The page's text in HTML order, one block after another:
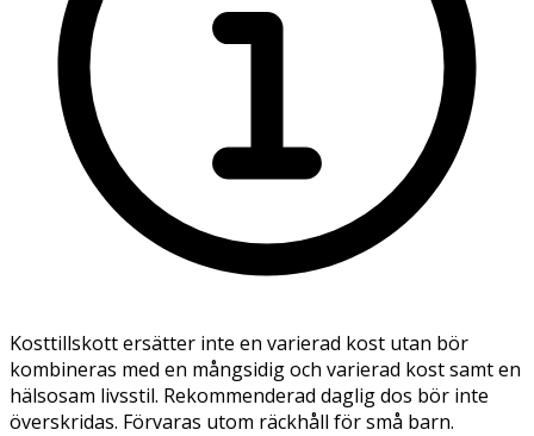
Kosttillskott ersätter inte en varierad kost utan bör
kombineras med en mångsidig och varierad kost samt en
hälsosam livsstil. Rekommenderad daglig dos bör inte
överskridas. Förvaras utom räckhåll för små barn.